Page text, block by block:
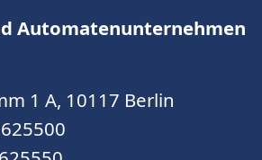
Automatenunternehmen
1 A, 10117 Berlin